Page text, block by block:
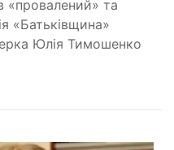
«провалений» та
«Батьківщина»
Юлія Тимошенко